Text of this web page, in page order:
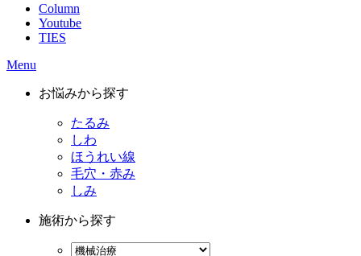
Column
Youtube
TIES
Menu
お悩みから探す
たるみ
しわ
ほうれい線
毛穴・赤み
しみ
施術から探す